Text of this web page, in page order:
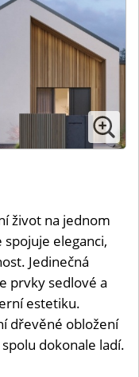
život na jednom
eleganci,
Jedinečná
prvky sedlové a
estetiku.
dřevěné obložení
dokonale ladí.